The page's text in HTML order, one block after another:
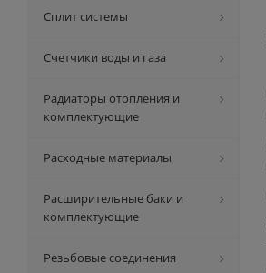
Сплит системы
Счетчики воды и газа
Радиаторы отопления и
комплектующие
Расходные материалы
Расширительные баки и
комплектующие
Резьбовые соединения